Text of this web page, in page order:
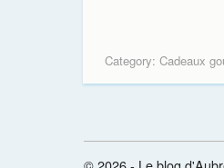
Category: Cadeaux